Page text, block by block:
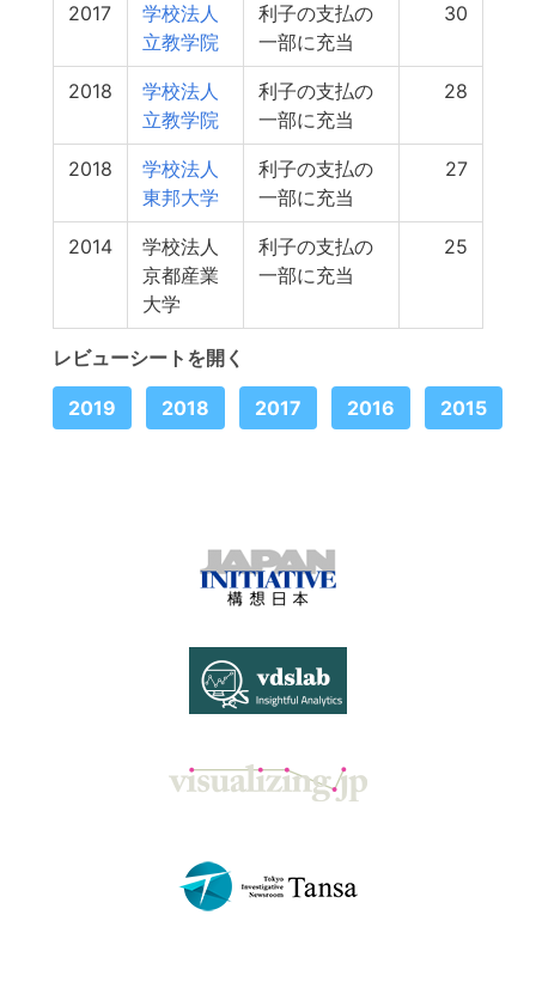
2017
学校法人
立教学院
利子の支払の
一部に充当
30
2018
学校法人
立教学院
利子の支払の
一部に充当
28
2018
学校法人
東邦大学
利子の支払の
一部に充当
27
2014
学校法人
京都産業
大学
利子の支払の
一部に充当
25
レビューシートを開く
2019 2018 2017 2016 2015